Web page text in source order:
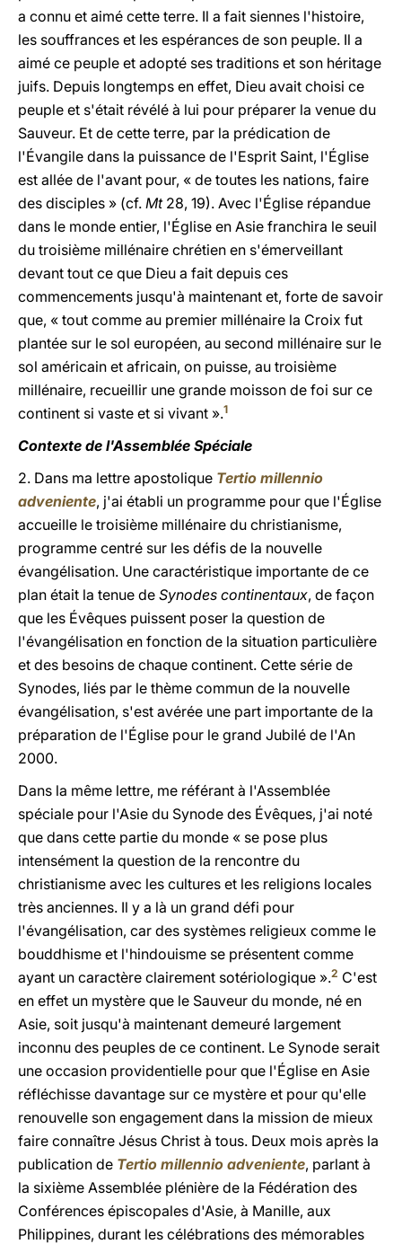
a connu et aimé cette terre. Il a fait siennes l'histoire,
les souffrances et les espérances de son peuple. Il a
aimé ce peuple et adopté ses traditions et son héritage
juifs. Depuis longtemps en effet, Dieu avait choisi ce
peuple et s'était révélé à lui pour préparer la venue du
Sauveur. Et de cette terre, par la prédication de
l'Évangile dans la puissance de l'Esprit Saint, l'Église
est allée de l'avant pour, « de toutes les nations, faire
des disciples » (cf. Mt 28, 19). Avec l'Église répandue
dans le monde entier, l'Église en Asie franchira le seuil
du troisième millénaire chrétien en s'émerveillant
devant tout ce que Dieu a fait depuis ces
commencements jusqu'à maintenant et, forte de savoir
que, « tout comme au premier millénaire la Croix fut
plantée sur le sol européen, au second millénaire sur le
sol américain et africain, on puisse, au troisième
millénaire, recueillir une grande moisson de foi sur ce
continent si vaste et si vivant ».1
Contexte de l'Assemblée Spéciale
2. Dans ma lettre apostolique Tertio millennio
adveniente, j'ai établi un programme pour que l'Église
accueille le troisième millénaire du christianisme,
programme centré sur les défis de la nouvelle
évangélisation. Une caractéristique importante de ce
plan était la tenue de Synodes continentaux, de façon
que les Évêques puissent poser la question de
l'évangélisation en fonction de la situation particulière
et des besoins de chaque continent. Cette série de
Synodes, liés par le thème commun de la nouvelle
évangélisation, s'est avérée une part importante de la
préparation de l'Église pour le grand Jubilé de l'An
2000.
Dans la même lettre, me référant à l'Assemblée
spéciale pour l'Asie du Synode des Évêques, j'ai noté
que dans cette partie du monde « se pose plus
intensément la question de la rencontre du
christianisme avec les cultures et les religions locales
très anciennes. Il y a là un grand défi pour
l'évangélisation, car des systèmes religieux comme le
bouddhisme et l'hindouisme se présentent comme
ayant un caractère clairement sotériologique ».2 C'est
en effet un mystère que le Sauveur du monde, né en
Asie, soit jusqu'à maintenant demeuré largement
inconnu des peuples de ce continent. Le Synode serait
une occasion providentielle pour que l'Église en Asie
réfléchisse davantage sur ce mystère et pour qu'elle
renouvelle son engagement dans la mission de mieux
faire connaître Jésus Christ à tous. Deux mois après la
publication de Tertio millennio adveniente, parlant à
la sixième Assemblée plénière de la Fédération des
Conférences épiscopales d'Asie, à Manille, aux
Philippines, durant les célébrations des mémorables